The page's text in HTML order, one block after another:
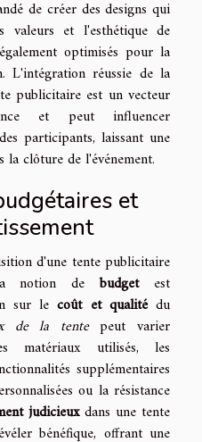
de créer des designs qui
valeurs et l'esthétique de
optimisés pour la
L'intégration réussie de la
publicitaire est un vecteur
et peut influencer
participants, laissant une
clôture de l'événement.
et
d'une tente publicitaire
la notion debudgetest
sur lecoût et qualitédu
de la tentepeut varier
matériaux utilisés, les
supplémentaires
ou la résistance
judicieuxdans une tente
bénéfique, offrant une